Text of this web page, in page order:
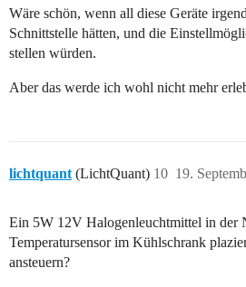
Wäre schön, wenn all diese Geräte
Schnittstelle hätten, und die
stellen würden.
Aber das werde ich wohl nicht mehr
lichtquant (LichtQuant) 19.
10
Ein 5W 12V Halogenleuchtmittel in der
Temperatursensor im Kühlschrank
ansteuern?